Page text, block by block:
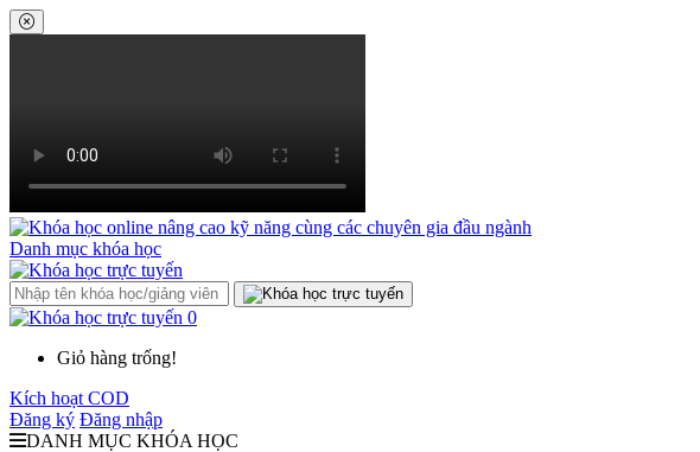
Danh mục khóa học
0
Giỏ hàng trống!
Kích hoạt COD
Đăng ký Đăng nhập
DANH MỤC KHÓA HỌC